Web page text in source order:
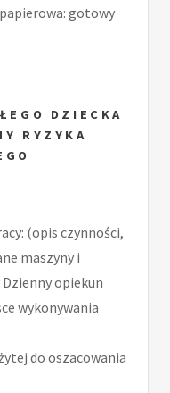
gotowy
DZIECKA
RYZYKA
(opis czynności,
maszyny i
opiekun
wykonywania
do oszacowania